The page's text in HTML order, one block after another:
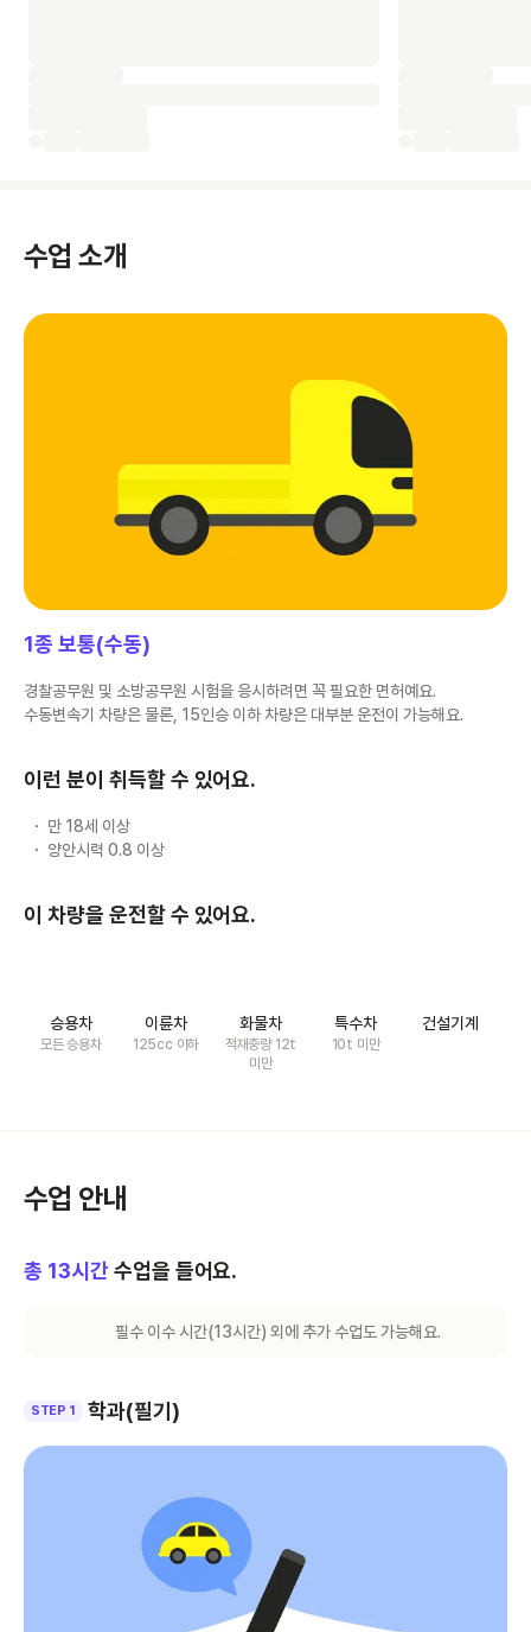
수업 소개
1종 보통(수동)
경찰공무원 및 소방공무원 시험을 응시하려면 꼭 필요한 면허예요.
수동변속기 차량은 물론, 15인승 이하 차량은 대부분 운전이 가능해요.
이런 분이 취득할 수 있어요.
만 18세 이상
양안시력 0.8 이상
이 차량을 운전할 수 있어요.
승용차
모든 승용차
이륜차
125cc 이하
화물차
적재중량 12t
미만
특수차
10t 미만
건설기계
수업 안내
총 13시간 수업을 들어요.
필수 이수 시간(13시간) 외에 추가 수업도 가능해요.
STEP 1 학과(필기)